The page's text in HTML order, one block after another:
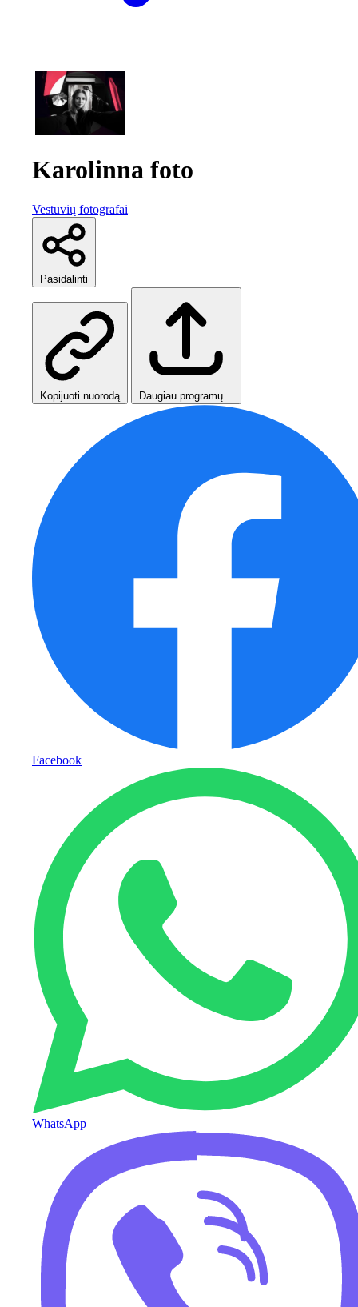
Karolinna foto
Vestuvių fotografai
Pasidalinti
Kopijuoti nuorodą Daugiau programų…
Facebook
WhatsApp